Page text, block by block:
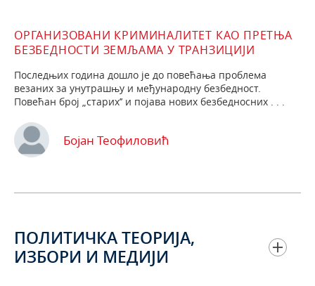
ОРГАНИЗОВАНИ КРИМИНАЛИТЕТ КАО ПРЕТЊА
БЕЗБЕДНОСТИ ЗЕМЉАМА У ТРАНЗИЦИЈИ
Последњих година дошло је до повећања проблема
везаних за унутрашњу и међународну безбедност.
Повећан број „старих’’ и појава нових безбедносних . . .
Бојан Теофиловић
ПОЛИТИЧКА ТЕОРИЈА,
ИЗБОРИ И МЕДИЈИ